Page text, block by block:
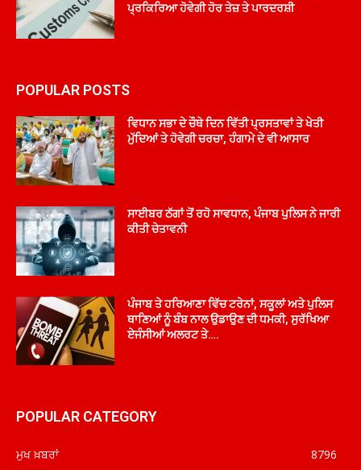
ਪ੍ਰਕਿਰਿਆ ਹੋਵੇਗੀ ਹੋਰ ਤੇਜ਼ ਤੇ ਪਾਰਦਰਸ਼ੀ
POPULAR POSTS
ਵਿਧਾਨ ਸਭਾ ਦੇ ਚੌਥੇ ਦਿਨ ਵਿੱਤੀ ਪ੍ਰਸਤਾਵਾਂ ਤੇ ਖੇਤੀ
ਮੁੱਦਿਆਂ ਤੇ ਹੋਵੇਗੀ ਚਰਚਾ, ਹੰਗਾਮੇ ਦੇ ਵੀ ਆਸਾਰ
ਸਾਈਬਰ ਠੱਗਾਂ ਤੋਂ ਰਹੋ ਸਾਵਧਾਨ, ਪੰਜਾਬ ਪੁਲਿਸ ਨੇ ਜਾਰੀ
ਕੀਤੀ ਚੇਤਾਵਨੀ
ਪੰਜਾਬ ਤੇ ਹਰਿਆਣਾ ਵਿੱਚ ਟਰੇਨਾਂ, ਸਕੂਲਾਂ ਅਤੇ ਪੁਲਿਸ
ਥਾਣਿਆਂ ਨੂੰ ਬੰਬ ਨਾਲ ਉਡਾਉਣ ਦੀ ਧਮਕੀ, ਸੁਰੱਖਿਆ
ਏਜੰਸੀਆਂ ਅਲਰਟ ਤੇ….
POPULAR CATEGORY
ਮੁਖ ਖ਼ਬਰਾਂ
8796